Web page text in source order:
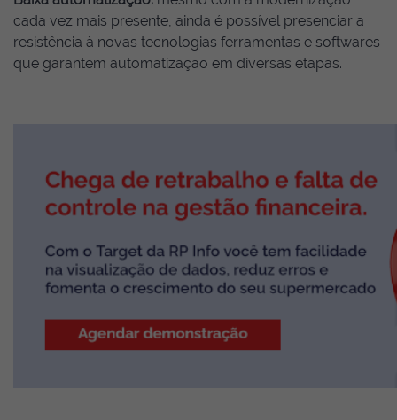
cada vez mais presente, ainda é possível presenciar a
resistência à novas tecnologias ferramentas e softwares
que garantem automatização em diversas etapas.